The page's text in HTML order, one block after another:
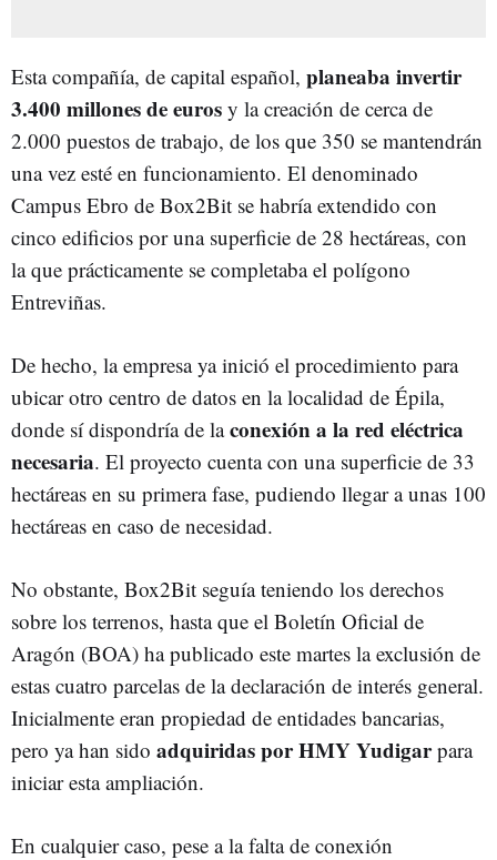
Esta compañía, de capital español, planeaba invertir
3.400 millones de euros y la creación de cerca de
2.000 puestos de trabajo, de los que 350 se mantendrán
una vez esté en funcionamiento. El denominado
Campus Ebro de Box2Bit se habría extendido con
cinco edificios por una superficie de 28 hectáreas, con
la que prácticamente se completaba el polígono
Entreviñas.
De hecho, la empresa ya inició el procedimiento para
ubicar otro centro de datos en la localidad de Épila,
donde sí dispondría de laconexión a la red eléctrica
necesaria. El proyecto cuenta con una superficie de 33
hectáreas en su primera fase, pudiendo llegar a unas 100
hectáreas en caso de necesidad.
No obstante, Box2Bit seguía teniendo los derechos
sobre los terrenos, hasta que el Boletín Oficial de
Aragón (BOA) ha publicado este martes la exclusión de
estas cuatro parcelas de la declaración de interés general.
Inicialmente eran propiedad de entidades bancarias,
pero ya han sido adquiridas por HMY Yudigarpara
iniciar esta ampliación.
En cualquier caso, pese a la falta de conexión